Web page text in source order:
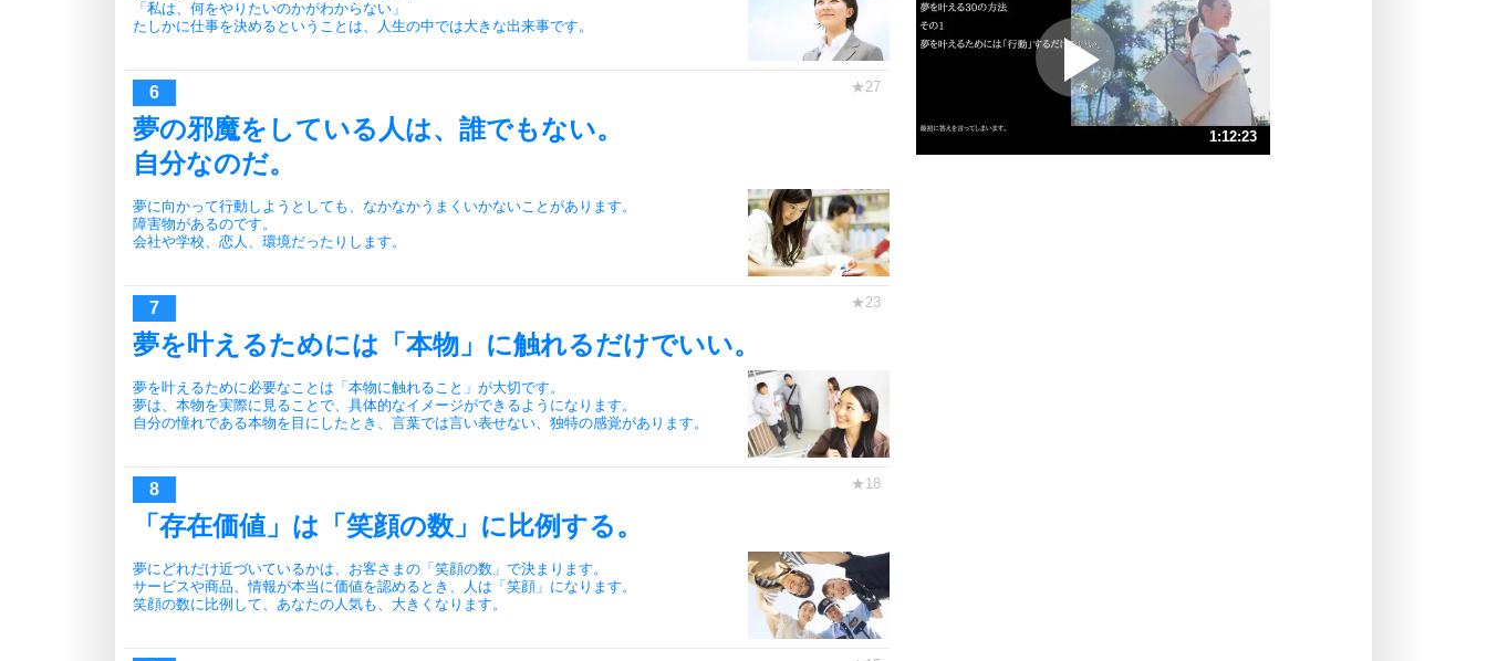
「私は、何をやりたいのかがわからない」
たしかに仕事を決めるということは、人生の中では大きな出来事です。
夢の邪魔をしている人は、誰でもない。
自分なのだ。
夢に向かって行動しようとしても、なかなかうまくいかないことがあります。
障害物があるのです。
会社や学校、恋人、環境だったりします。
夢を叶えるためには「本物」に触れるだけでいい。
夢を叶えるために必要なことは「本物に触れること」が大切です。
夢は、本物を実際に見ることで、具体的なイメージができるようになります。
自分の憧れである本物を目にしたとき、言葉では言い表せない、独特の感覚があります。
「存在価値」は「笑顔の数」に比例する。
夢にどれだけ近づいているかは、お客さまの「笑顔の数」で決まります。
サービスや商品、情報が本当に価値を認めるとき、人は「笑顔」になります。
笑顔の数に比例して、あなたの人気も、大きくなります。
プラス思考
ポジティブになれない原因は、行動
しないから。
ポジティブ思考になる30の方法
3
ストレス対策
1:12:23